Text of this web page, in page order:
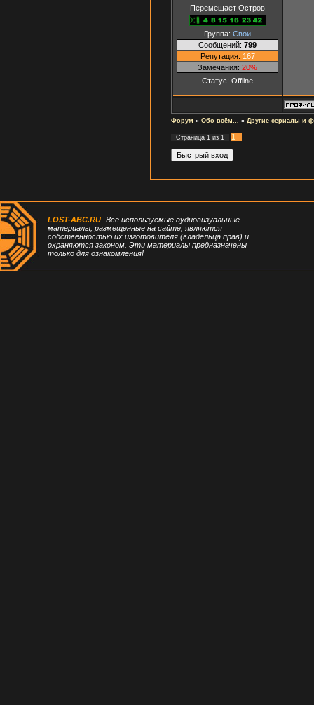
Перемещает Остров
Группа: Свои
Сообщений: 799
Репутация: 167
Замечания: 20%
Статус: Offline
Форум » Обо всём... » Другие сериалы и
Страница 1 из 1 1
LOST-ABC.RU- Все используемые аудиовизуальные
материалы, размещенные на сайте, являются
собственностью их изготовителя (владельца прав) и
охраняются законом. Эти материалы предназначены
только для ознакомления!